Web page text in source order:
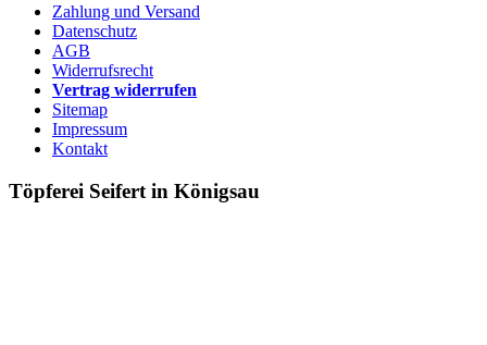
Zahlung und Versand
Datenschutz
AGB
Widerrufsrecht
Vertrag widerrufen
Sitemap
Impressum
Kontakt
Töpferei Seifert in Königsau